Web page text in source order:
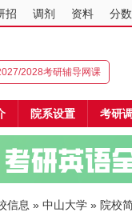
招 调剂 资料 分
2028考研辅导网课
院系设置 考研
信息 » 中山大学 » 院校